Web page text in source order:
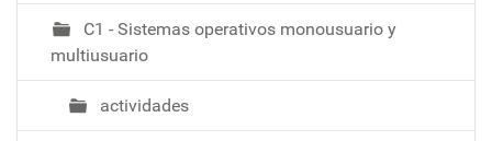
C1 - Sistemas operativos monousuario y
multiusuario
actividades